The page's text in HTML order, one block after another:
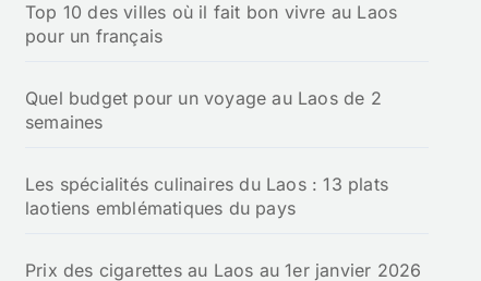
Top 10 des villes où il fait bon vivre au Laos
pour un français
Quel budget pour un voyage au Laos de 2
semaines
Les spécialités culinaires du Laos : 13 plats
laotiens emblématiques du pays
Prix des cigarettes au Laos au 1er janvier 2026